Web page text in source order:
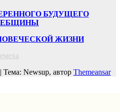
БУДУЩЕГО
ЖИЗНИ
Тема: Newsup, автор Themeansar